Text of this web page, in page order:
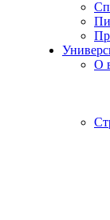
О